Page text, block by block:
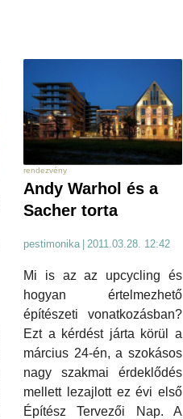
rendezvény
Andy Warhol és a
Sacher torta
pestimonika 2011.03.28. 12:42
Mi is az az upcycling és
hogyan értelmezhető
építészeti vonatkozásban?
Ezt a kérdést járta körül a
március 24-én, a szokásos
nagy szakmai érdeklődés
mellett lezajlott ez évi első
Építész Tervezői Nap. A